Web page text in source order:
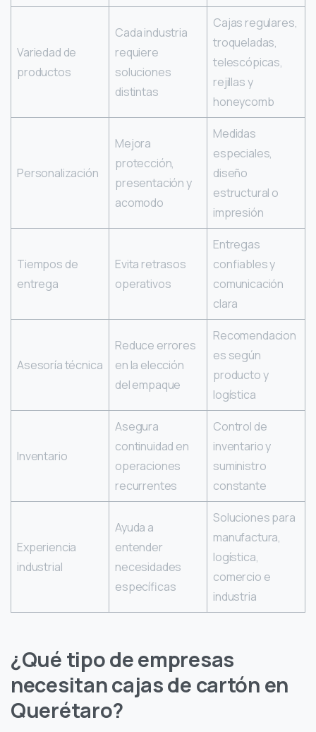
Variedad de
productos
Cada industria
requiere
soluciones
distintas
Cajas regulares,
troqueladas,
telescópicas,
rejillas y
honeycomb
Personalización
Mejora
protección,
presentación y
acomodo
Medidas
especiales,
diseño
estructural o
impresión
Tiempos de
entrega
Evita retrasos
operativos
Entregas
confiables y
comunicación
clara
Asesoría técnica
Reduce errores
en la elección
del empaque
Recomendacion
es según
producto y
logística
Inventario
Asegura
continuidad en
operaciones
recurrentes
Control de
inventario y
suministro
constante
Experiencia
industrial
Ayuda a
entender
necesidades
específicas
Soluciones para
manufactura,
logística,
comercio e
industria
¿Qué tipo de empresas
necesitan cajas de cartón en
Querétaro?